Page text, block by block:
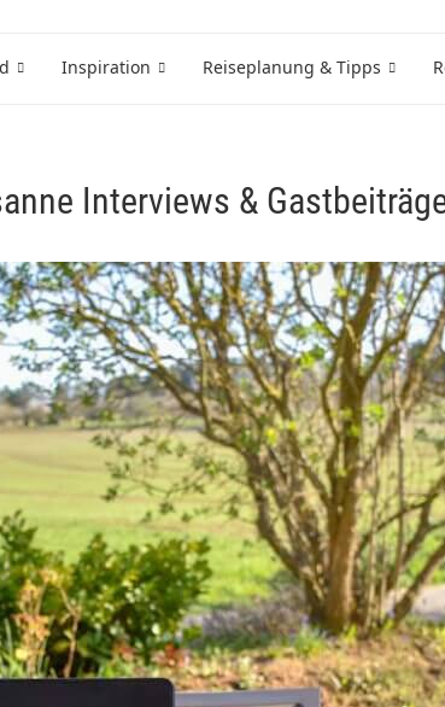
Inspiration Reiseplanung & Tipps
Interviews &